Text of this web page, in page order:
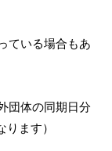
ている場合もあ
団体の同期日分
ます）